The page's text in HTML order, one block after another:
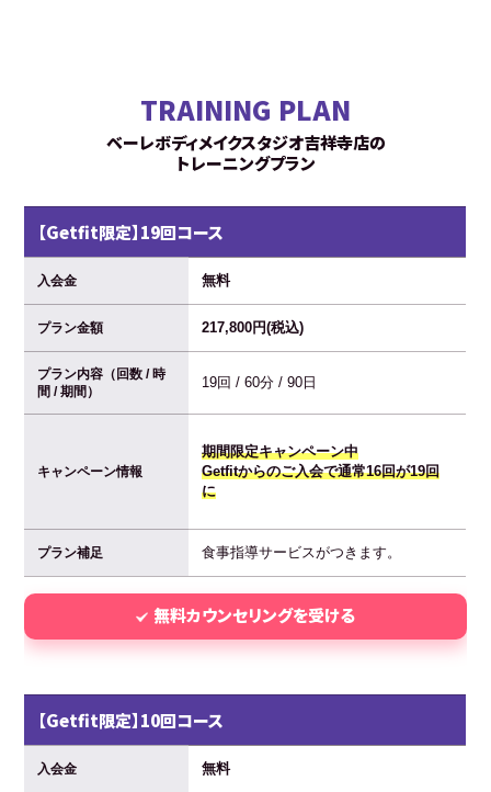
TRAINING PLAN
ベーレボディメイクスタジオ吉祥寺店の
トレーニングプラン
【Getfit限定】19回コース
入会金 無料
プラン金額 217,800円(税込)
プラン内容（回数 / 時
間 / 期間）
19回 / 60分 / 90日
キャンペーン情報
期間限定キャンペーン中
Getfitからのご入会で通常16回が19回
に
プラン補足 食事指導サービスがつきます。
無料カウンセリングを受ける
【Getfit限定】10回コース
入会金 無料